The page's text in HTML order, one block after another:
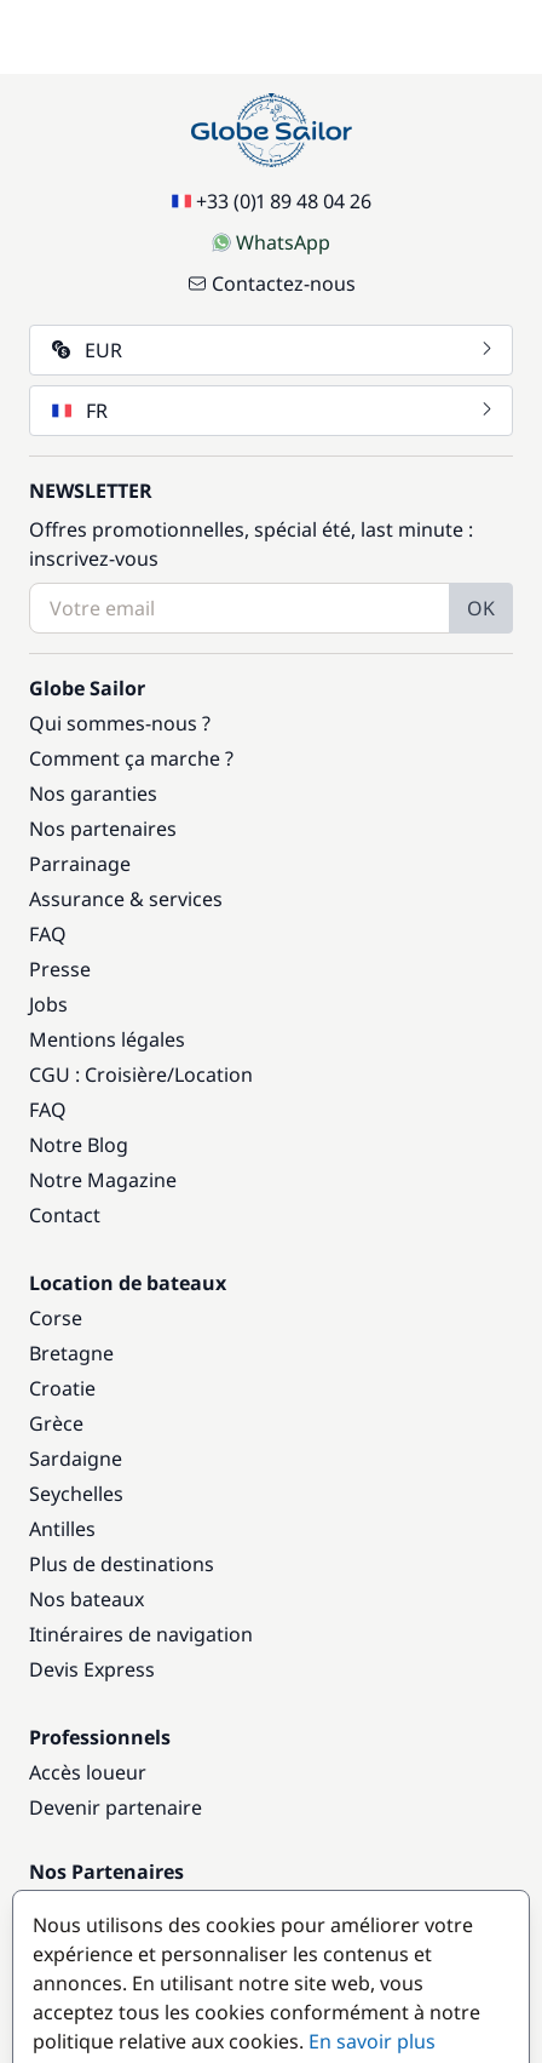
+33 (0)1 89 48 04 26
WhatsApp
Contactez-nous
EUR
FR
NEWSLETTER
Offres promotionnelles, spécial été, last minute :
inscrivez-vous
OK
Globe Sailor
Qui sommes-nous ?
Comment ça marche ?
Nos garanties
Nos partenaires
Parrainage
Assurance & services
FAQ
Presse
Jobs
Mentions légales
CGU : Croisière/Location
FAQ
Notre Blog
Notre Magazine
Contact
Location de bateaux
Corse
Bretagne
Croatie
Grèce
Sardaigne
Seychelles
Antilles
Plus de destinations
Nos bateaux
Itinéraires de navigation
Devis Express
Professionnels
Accès loueur
Devenir partenaire
Nos Partenaires
Destinations populaires
Nous utilisons des cookies pour améliorer votre
expérience et personnaliser les contenus et
annonces. En utilisant notre site web, vous
acceptez tous les cookies conformément à notre
politique relative aux cookies. En savoir plus